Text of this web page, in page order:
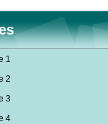
1
2
3
4